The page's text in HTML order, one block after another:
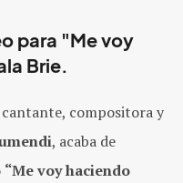
para "Me voy
Brie.
compositora y
, acaba de
“Me voy haciendo